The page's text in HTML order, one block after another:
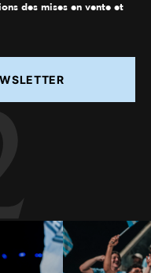
des mises en vente et